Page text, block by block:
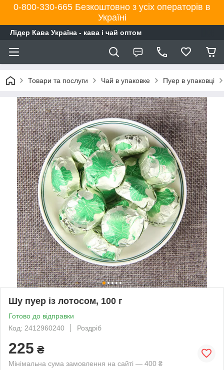
0-800-330-665 Безкоштовно з усіх операторів в
Україні
Лідер Кава Україна - кава і чай оптом
Товари та послуги Чай в упаковке Пуер в упаковці
Шу пуер із лотосом, 100 г
Готово до відправки
Код: 2412960240
Роздріб
225 ₴
Мінімальна сума замовлення на сайті — 400 ₴